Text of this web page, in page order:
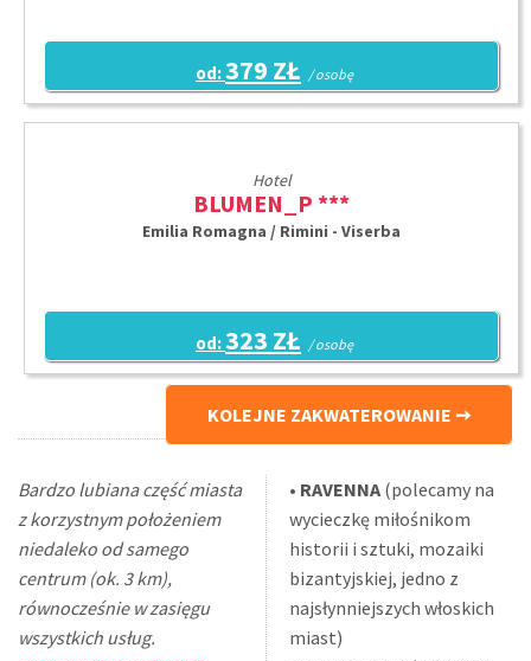
od:379 ZŁ / osobę
Hotel
BLUMEN_P ***
Emilia Romagna / Rimini - Viserba
od:323 ZŁ / osobę
KOLEJNE ZAKWATEROWANIE
Bardzo lubiana część miasta
z korzystnym położeniem
niedaleko od samego
centrum (ok. 3 km),
równocześnie w zasięgu
wszystkich usług.
• RAVENNA (polecamy na
wycieczkę miłośnikom
historii i sztuki, mozaiki
bizantyjskiej, jedno z
najsłynniejszych włoskich
miast)